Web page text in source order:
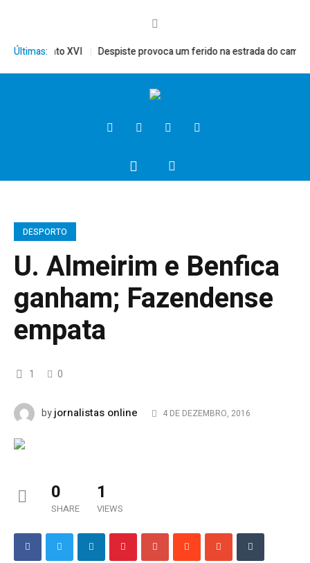
Últimas:
Bento XVI Despiste provoca um ferido na estrada do campo
DESPORTO
U. Almeirim e Benfica
ganham; Fazendense
empata
1 0
byjornalistas online 4 DE DEZEMBRO, 2016
0
SHARE
1
VIEWS